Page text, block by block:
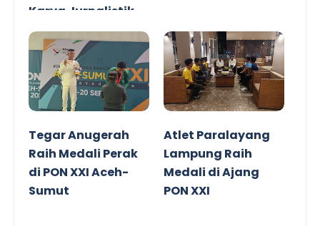
Karya Jurnalistik
Tegar Anugerah
Raih Medali Perak
di PON XXI Aceh-
Sumut
Atlet Paralayang
Lampung Raih
Medali di Ajang
PON XXI